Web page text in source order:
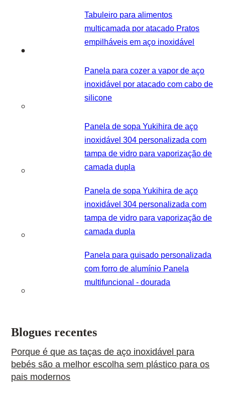
Tabuleiro para alimentos
multicamada por atacado Pratos
empilháveis em aço inoxidável
Panela para cozer a vapor de aço
inoxidável por atacado com cabo de
silicone
Panela de sopa Yukihira de aço
inoxidável 304 personalizada com
tampa de vidro para vaporização de
camada dupla
Panela de sopa Yukihira de aço
inoxidável 304 personalizada com
tampa de vidro para vaporização de
camada dupla
Panela para guisado personalizada
com forro de alumínio Panela
multifuncional - dourada
Blogues recentes
Porque é que as taças de aço inoxidável para
bebés são a melhor escolha sem plástico para os
pais modernos